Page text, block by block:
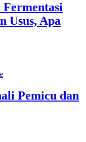
Usus, Apa
Pemicu dan